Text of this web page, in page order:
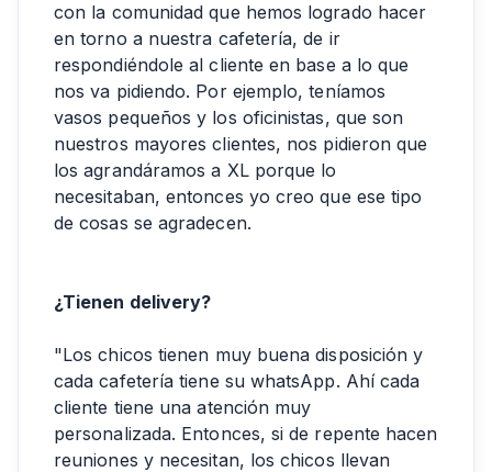
con la comunidad que hemos logrado hacer
en torno a nuestra cafetería, de ir
respondiéndole al cliente en base a lo que
nos va pidiendo. Por ejemplo, teníamos
vasos pequeños y los oficinistas, que son
nuestros mayores clientes, nos pidieron que
los agrandáramos a XL porque lo
necesitaban, entonces yo creo que ese tipo
de cosas se agradecen.
¿Tienen delivery?
"Los chicos tienen muy buena disposición y
cada cafetería tiene su whatsApp. Ahí cada
cliente tiene una atención muy
personalizada. Entonces, si de repente hacen
reuniones y necesitan, los chicos llevan